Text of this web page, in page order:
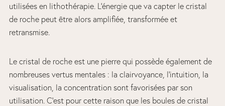
utilisées en lithothérapie. L’énergie que va capter le cristal
de roche peut être alors amplifiée, transformée et
retransmise.
Le cristal de roche est une pierre qui possède également de
nombreuses vertus mentales : la clairvoyance, l’intuition, la
visualisation, la concentration sont favorisées par son
utilisation. C’est pour cette raison que les boules de cristal